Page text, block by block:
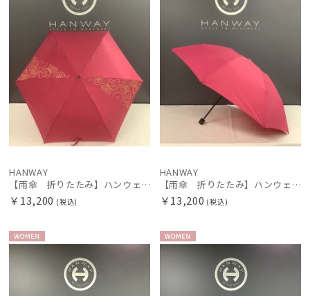
在庫表示
販売状況
入荷状況
HANWAY
【雨傘 折りたたみ】ハンウェイ （HANWAY） Big Icon（ビッグアイコン）日本製
￥13,200 (税込)
HANWAY
【雨傘 折りたたみ】ハンウェイ （HANWAY） Matty （マティ）日本製
￥13,200 (税込)
WOME
WOME